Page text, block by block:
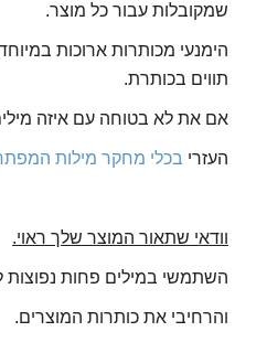
שמקובלות עבור כל מוצר.
תווים בכותרת.
אם את לא בטוחה עם איזה
העזרי בכלי מחקר מילות
וודאי שתאור המוצר שלך ראוי.
השתמשי במילים פחות נפוצות
והרחיבי את כותרות המוצרים.